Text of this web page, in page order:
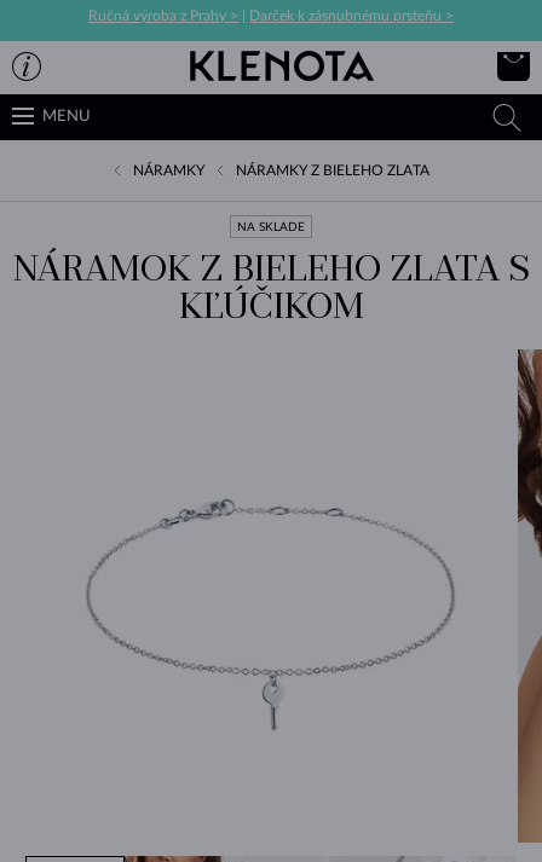
Ručná výroba z Prahy > Darček k zásnubnému prsteňu >
MENU
NÁRAMKY NÁRAMKY Z BIELEHO ZLATA
NA SKLADE
NÁRAMOK Z BIELEHO ZLATA S
KĽÚČIKOM